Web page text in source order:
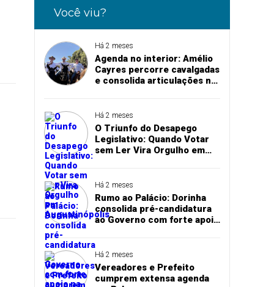
Você viu?
Há 2 meses
Agenda no interior: Amélio
Cayres percorre cavalgadas
e consolida articulações na
Há 2 meses
O Triunfo do Desapego
Legislativo: Quando Votar
sem Ler Vira Orgulho em
Há 2 meses
Rumo ao Palácio: Dorinha
consolida pré-candidatura
ao Governo com forte apoio
Há 2 meses
Vereadores e Prefeito
cumprem extensa agenda